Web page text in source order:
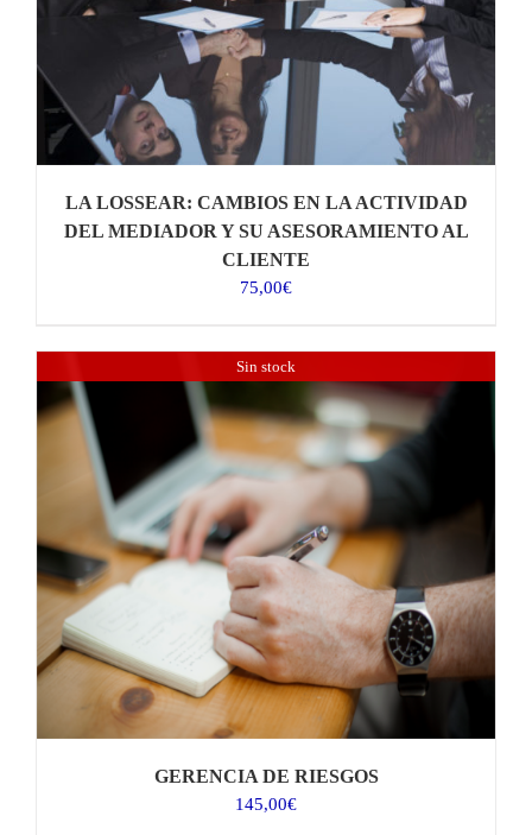
LA LOSSEAR: CAMBIOS EN LA ACTIVIDAD
DEL MEDIADOR Y SU ASESORAMIENTO AL
CLIENTE
75,00€
Sin stock
GERENCIA DE RIESGOS
145,00€